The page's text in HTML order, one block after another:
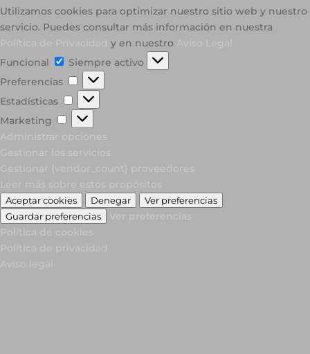
Utilizamos cookies para optimizar nuestro sitio web y nuestro
servicio. Puedes consultar más información en nuestra
y en nuestro
Funcional
Funcional
Siempre activo
Preferencias
Preferencias
Estadísticas
Estadísticas
Marketing
Marketing
Aceptar cookies Denegar
Ver preferencias
Guardar preferencias